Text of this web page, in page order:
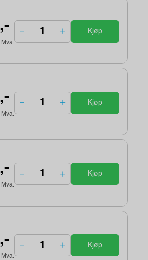
Mva.
Kjøp
Mva.
Kjøp
Mva.
Kjøp
Mva.
Kjøp